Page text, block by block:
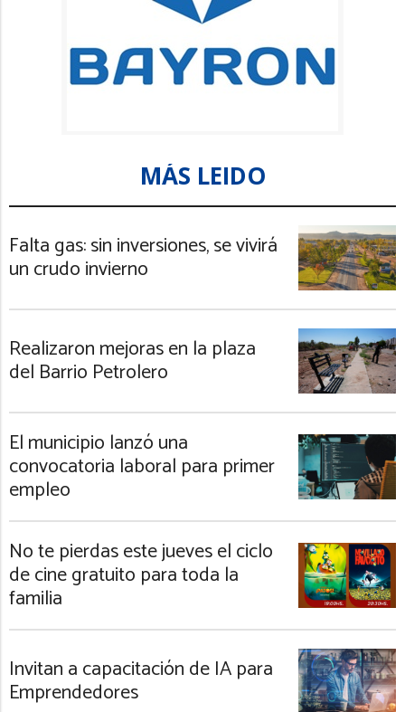
MÁS LEIDO
Falta gas: sin inversiones, se vivirá
un crudo invierno
Realizaron mejoras en la plaza
del Barrio Petrolero
El municipio lanzó una
convocatoria laboral para primer
empleo
No te pierdas este jueves el ciclo
de cine gratuito para toda la
familia
Invitan a capacitación de IA para
Emprendedores